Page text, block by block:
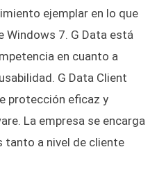
ejemplar en lo que
Windows 7. G Data está
en cuanto a
G Data Client
protección eficaz y
La empresa se encarga
tanto a nivel de cliente